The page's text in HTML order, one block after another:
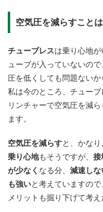
空気圧を減らすこと
チューブレスは乗り心地
ューブが入っていないの
圧を低くしても問題ないか
私は今のところ、チュー
リンチャーで空気圧を減
ます。
空気圧を減らすと、かなり
乗り心地もそうですが、 接
が少なく なる分、 減速しな
も強いと考えていますの
メリットも掘り下げて考え